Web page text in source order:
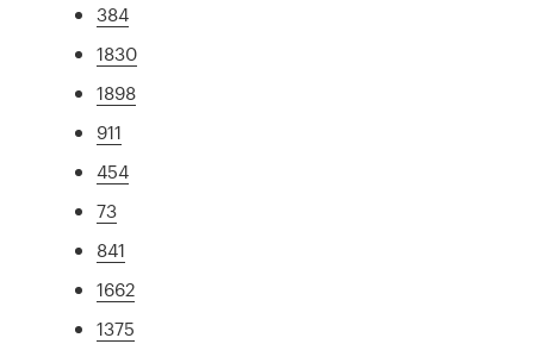
384
1830
1898
911
454
73
841
1662
1375